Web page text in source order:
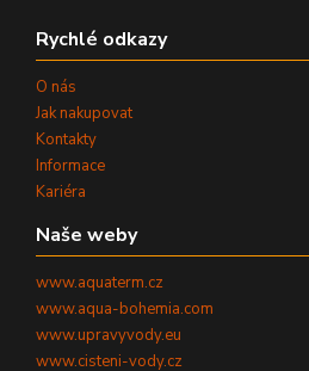
Rychlé odkazy
O nás
Jak nakupovat
Kontakty
Informace
Kariéra
Naše weby
www.aquaterm.cz
www.aqua-bohemia.com
www.upravyvody.eu
www.cisteni-vody.cz